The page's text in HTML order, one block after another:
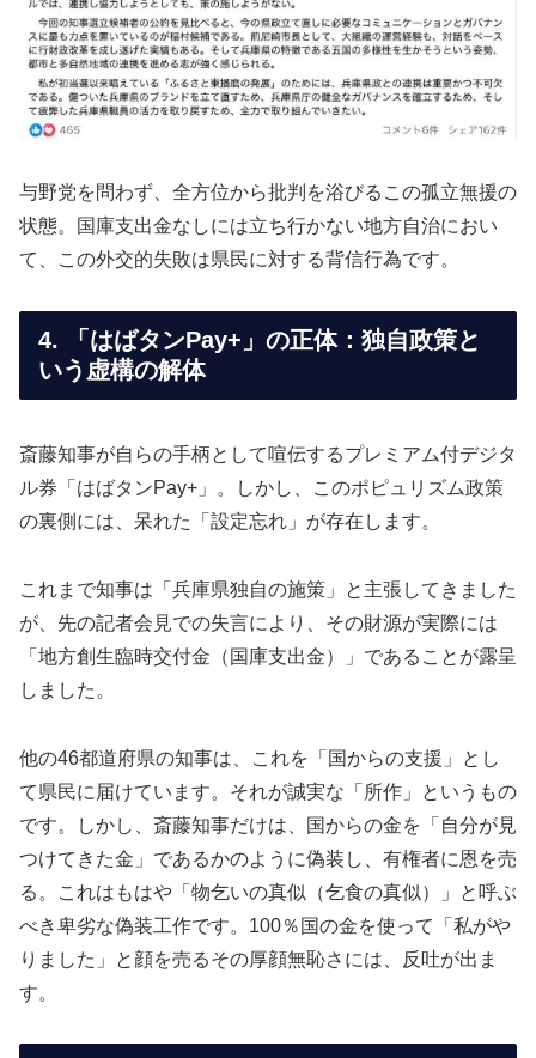
与野党を問わず、全方位から批判を浴びるこの孤立無援の
状態。国庫支出金なしには立ち行かない地方自治におい
て、この外交的失敗は県民に対する背信行為です。
4. 「はばタンPay+」の正体：独自政策と
いう虚構の解体
斎藤知事が自らの手柄として喧伝するプレミアム付デジタ
ル券「はばタンPay+」。しかし、このポピュリズム政策
の裏側には、呆れた「設定忘れ」が存在します。
これまで知事は「兵庫県独自の施策」と主張してきました
が、先の記者会見での失言により、その財源が実際には
「地方創生臨時交付金（国庫支出金）」であることが露呈
しました。
他の46都道府県の知事は、これを「国からの支援」とし
て県民に届けています。それが誠実な「所作」というもの
です。しかし、斎藤知事だけは、国からの金を「自分が見
つけてきた金」であるかのように偽装し、有権者に恩を売
る。これはもはや「物乞いの真似（乞食の真似）」と呼ぶ
べき卑劣な偽装工作です。100％国の金を使って「私がや
りました」と顔を売るその厚顔無恥さには、反吐が出ま
す。